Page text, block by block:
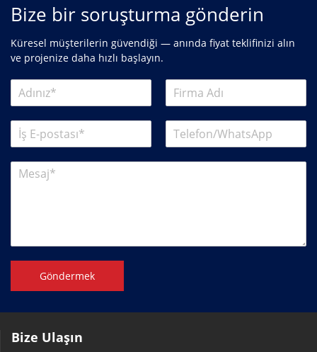
Bize bir soruşturma gönderin
Küresel müşterilerin güvendiği — anında fiyat teklifinizi alın
ve projenize daha hızlı başlayın.
Göndermek
Bize Ulaşın